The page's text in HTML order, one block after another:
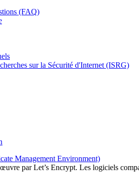
(FAQ)
sur la Sécurité d'Internet (ISRG)
Management Environment)
parLet’s Encrypt. Les logiciels